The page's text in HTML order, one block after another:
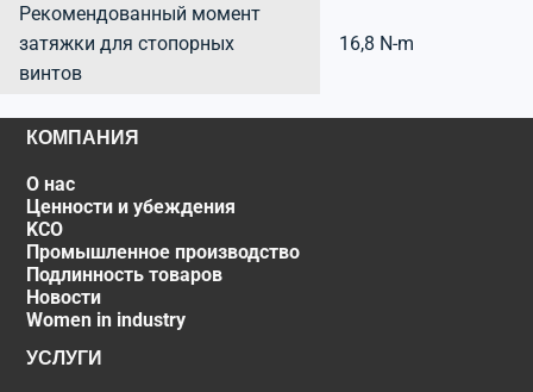
Рекомендованный момент
затяжки для стопорных
винтов
16,8 N-m
КОМПАНИЯ
О нас
Ценности и убеждения
KCO
Промышленное производство
Подлинность товаров
Новости
Women in industry
УСЛУГИ